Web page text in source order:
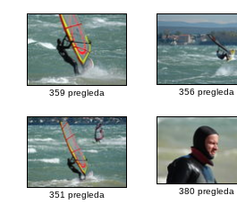
359 pregleda
356 pregleda
351 pregleda 380 pregleda